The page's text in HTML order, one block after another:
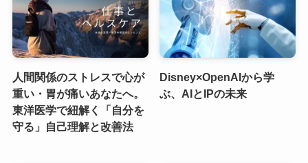
人間関係のストレスで心が
重い・胃が痛いあなたへ。
東洋医学で紐解く「自分を
守る」自己理解と改善法
Disney×OpenAIから学
ぶ、AIとIPの未来